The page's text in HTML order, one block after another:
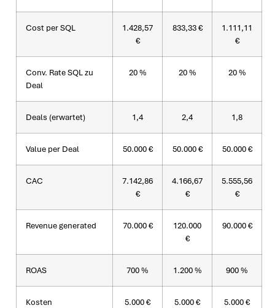
Cost per SQL
1.428,57
€
833,33 €
1.111,11
€
Conv. Rate SQL zu
Deal
20 % 20 % 20 %
Deals (erwartet) 1,4 2,4 1,8
Value per Deal 50.000 € 50.000 € 50.000 €
CAC
7.142,86
€
4.166,67
€
5.555,56
€
Revenue generated 70.000 €
120.000
€
90.000 €
ROAS 700 % 1.200 % 900 %
Kosten
5.000 € 5.000 € 5.000 €